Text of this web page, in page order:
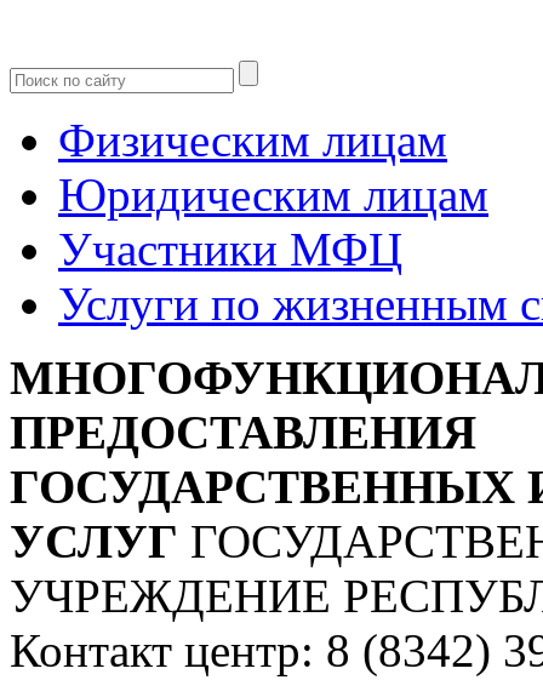
Физическим лицам
Юридическим лицам
Участники МФЦ
Услуги по жизненным
ПРЕДОСТАВЛЕНИЯ
УСЛУГ
УЧРЕЖДЕНИЕ
Контакт центр: 8 (8342)